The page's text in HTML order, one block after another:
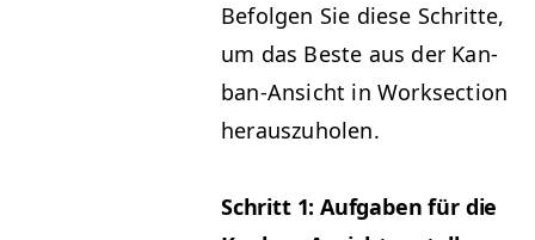
Befol­gen Sie diese Schritte,
um das Beste aus der Kan­
ban-Ansicht in Work­sec­tion
herauszuholen.
Schritt 1: Auf­gaben für die